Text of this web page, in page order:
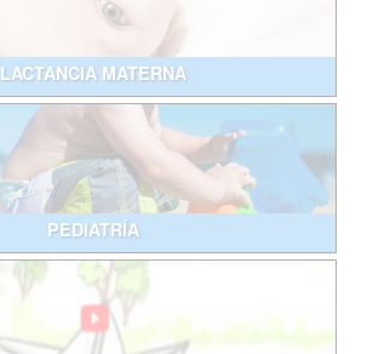
LACTANCIA MATERNA
PEDIATRÍA